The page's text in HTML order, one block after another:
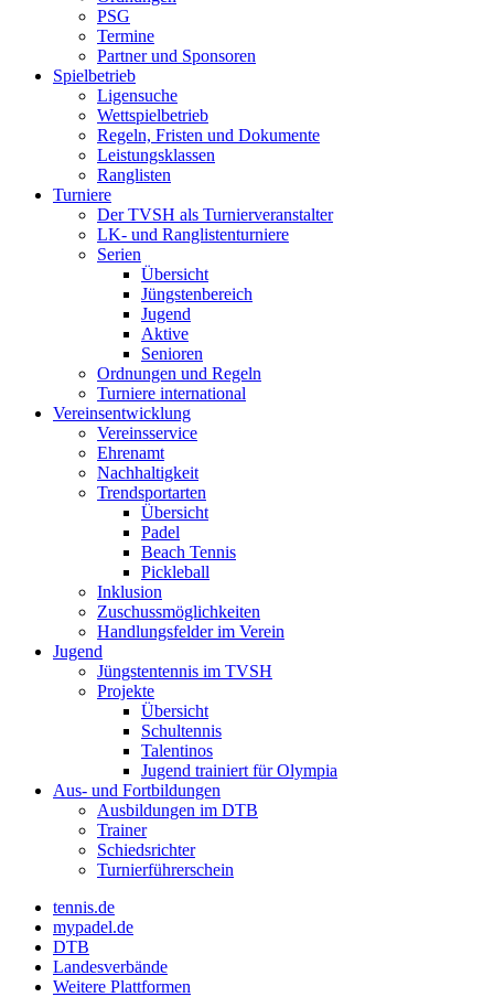
PSG
Termine
Partner und Sponsoren
Spielbetrieb
Ligensuche
Wettspielbetrieb
Regeln, Fristen und Dokumente
Leistungsklassen
Ranglisten
Turniere
Der TVSH als Turnierveranstalter
LK- und Ranglistenturniere
Serien
Übersicht
Jüngstenbereich
Jugend
Aktive
Senioren
Ordnungen und Regeln
Turniere international
Vereinsentwicklung
Vereinsservice
Ehrenamt
Nachhaltigkeit
Trendsportarten
Übersicht
Padel
Beach Tennis
Pickleball
Inklusion
Zuschussmöglichkeiten
Handlungsfelder im Verein
Jugend
Jüngstentennis im TVSH
Projekte
Übersicht
Schultennis
Talentinos
Jugend trainiert für Olympia
Aus- und Fortbildungen
Ausbildungen im DTB
Trainer
Schiedsrichter
Turnierführerschein
tennis.de
mypadel.de
DTB
Landesverbände
Weitere Plattformen